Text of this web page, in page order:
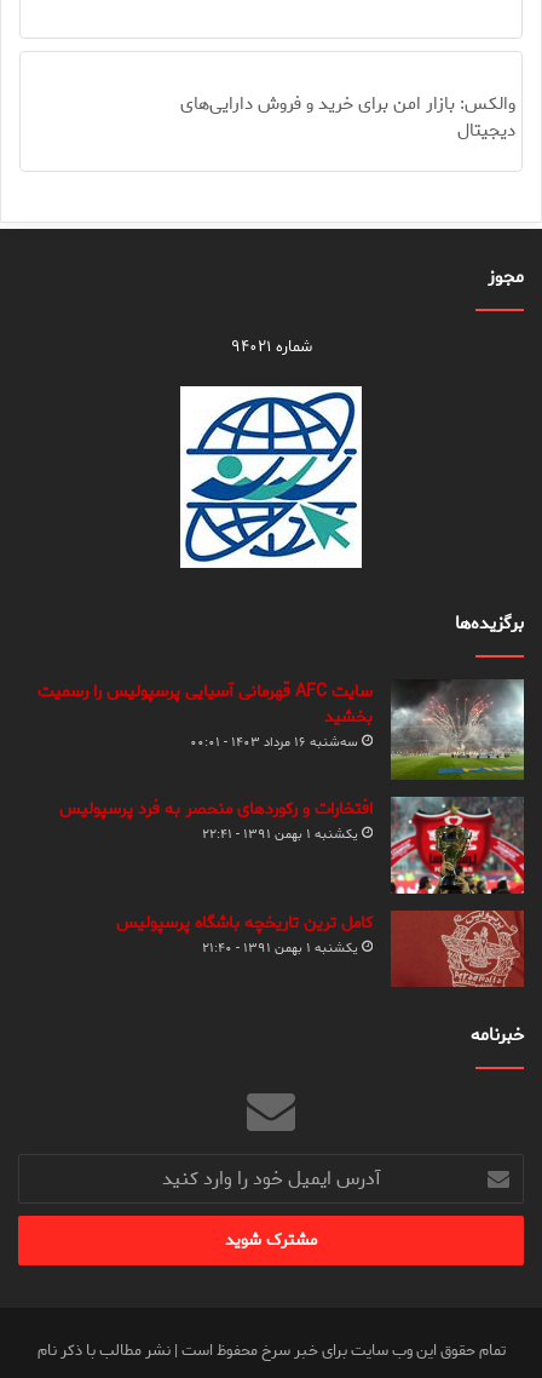
والکس: بازار امن برای خرید و فروش دارایی‌های
دیجیتال
مجوز
شماره ۹۴۰۲۱
برگزیده‌ها
سایت AFC قهرمانی آسیایی پرسپولیس را رسمیت
بخشید
سه‌شنبه ۱۶ مرداد ۱۴۰۳ - ۰۰:۰۱
افتخارات و رکوردهای منحصر به فرد پرسپولیس
یکشنبه ۱ بهمن ۱۳۹۱ - ۲۲:۴۱
کامل ترین تاریخچه باشگاه پرسپولیس
یکشنبه ۱ بهمن ۱۳۹۱ - ۲۱:۴۰
خبرنامه
آدرس
ایمیل
خود
وارد
تمام حقوق این وب سایت برای خبر سرخ محفوظ است | نشر مطالب با ذکر نام